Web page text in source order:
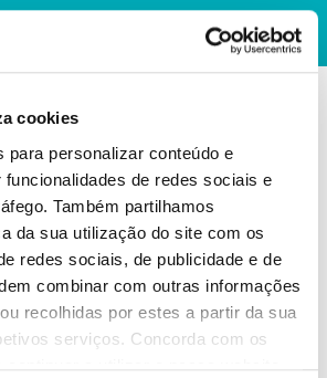
cookies
para personalizar conteúdo e
de redes sociais e
Também partilhamos
da sua utilização do site com os
redes sociais, de publicidade e de
combinar com outras informações
recolhidas por estes a partir da sua
serviços. Concorda com os